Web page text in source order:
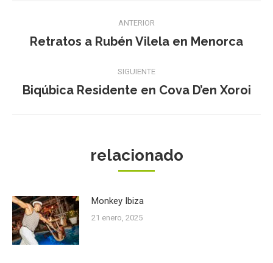
Navegación
entre
publicaciones
ANTERIOR
Publicación
Retratos a Rubén Vilela en Menorca
SIGUIENTE
Publicación
Biqúbica Residente en Cova D’en Xoroi
relacionado
Monkey Ibiza
21 enero, 2025